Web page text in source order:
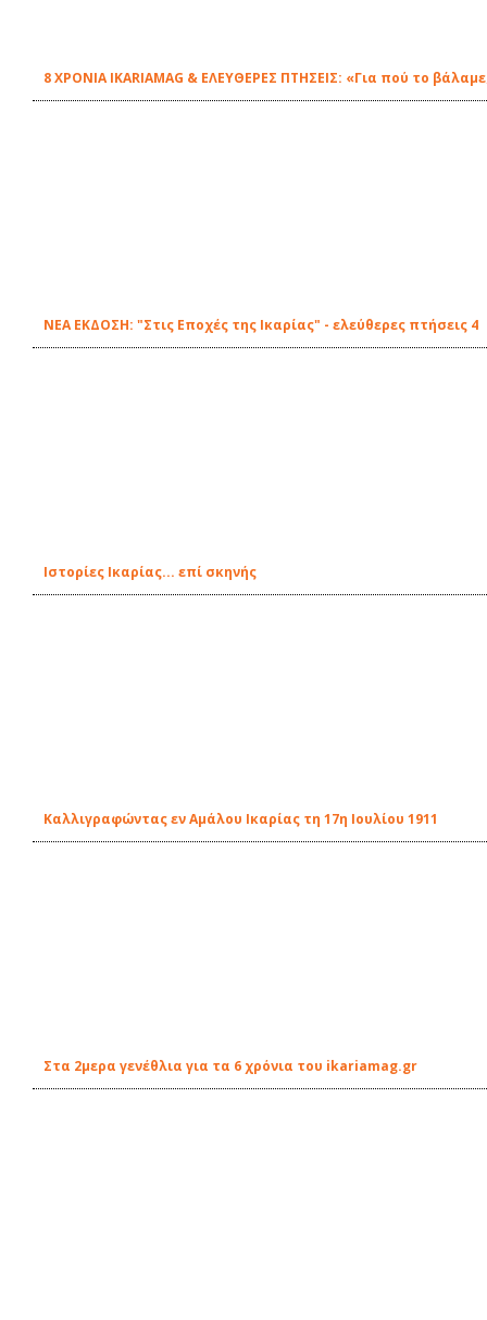
8 ΧΡΟΝΙΑ IKARIAMAG & ΕΛΕΥΘΕΡΕΣ ΠΤΗΣΕΙΣ: «Για πού το
ΝΕΑ ΕΚΔΟΣΗ: "Στις Εποχές της Ικαρίας" - ελεύθερες πτήσεις 4
Ιστορίες Ικαρίας... επί σκηνής
Καλλιγραφώντας εν Αμάλου Ικαρίας τη 17η Ιουλίου 1911
Στα 2μερα γενέθλια για τα 6 χρόνια του ikariamag.gr